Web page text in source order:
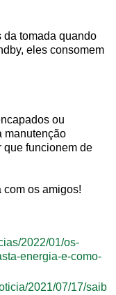
da tomada quando
eles consomem
ou
manutenção
que funcionem de
com os amigos!
2022/01/os-
energia-e-como-
2021/07/17/saib